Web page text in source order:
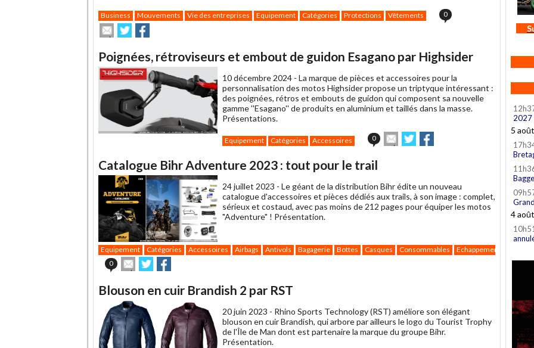
Business Mouvements Vie des entreprises Equipement Catégories Protections Vêtements 0
Envoyer
cet
à
un
ami
Partager
sur
sur
Poignées, rétroviseurs et embout de guidon Esagano par Highsider
10 décembre 2024 - La marque de pièces et accessoires pour la
personnalisation des motos Highsider propose un triptyque intéressant :
des poignées, rétros et embouts de guidon qui composent sa nouvelle
gamme ''Esagano'' de produits en aluminium et taillés dans la masse.
Présentations.
Equipement Catégories Accessoires 0
Envoyer
cet
ami
Partager
sur sur
Catalogue Bihr Adventure 2023 : tout pour le trail
24 juillet 2023 - Le géant de la distribution Bihr édite un nouveau
catalogue d'accessoires et pièces dédiés aux trails, à son image : complet,
sérieux et costaud, avec pas moins de 212 pages pour équiper les motos
"Adventure" ! Présentation.
Equipement Catégories Accessoires Airbags Antivols Bagagerie Bottes Casques Consommables Echappement
0
Envoyer
cet
à
un
ami
Partager
sur sur
Blouson en cuir Brandish 2 par RST
20 juin 2023 - Rhino Sports Technology (RST) améliore son élégant
blouson en cuir Brandish, qui arbore par ailleurs le logo du Tourist Trophy
de l'Île de Man dont est partenaire la marque du groupe Bihr.
Présentation.
2027
5
4
10h51